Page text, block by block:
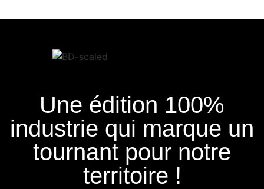
Une édition 100%
industrie qui marque un
tournant pour notre
territoire !